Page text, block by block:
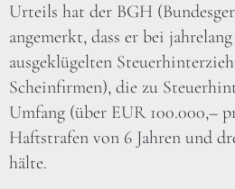
Urteils hat der BGH
angemerkt, dass er bei
ausgeklügelten
Scheinfirmen), die zu
Umfang (über EUR 100.000,–
Haftstrafen von 6 Jahren und
hälte.